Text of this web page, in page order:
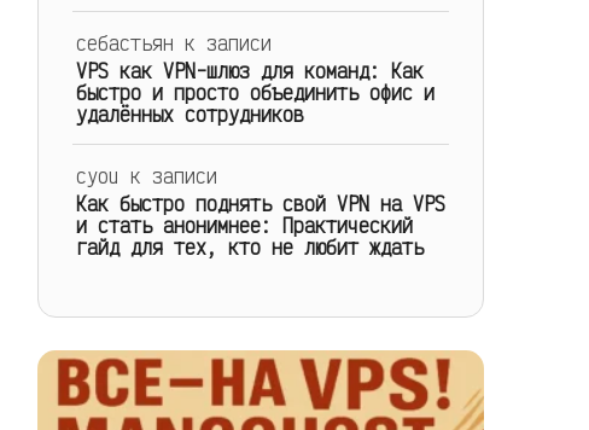
себастьян к записи
VPS как VPN-шлюз для команд: Как
быстро и просто объединить офис и
удалённых сотрудников
cyou к записи
Как быстро поднять свой VPN на VPS
и стать анонимнее: Практический
гайд для тех, кто не любит ждать